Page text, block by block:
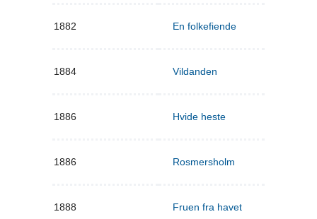
1882 En folkefiende
1884 Vildanden
1886 Hvide heste
1886 Rosmersholm
1888 Fruen fra havet